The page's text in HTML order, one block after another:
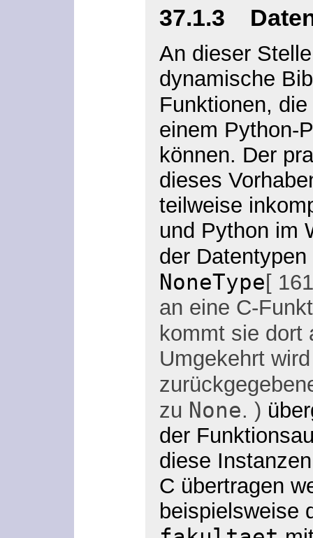
37.1.3
An dieser
dynamische
Funktionen,
einem Python-
können. Der
dieses
teilweise
und Python im
der Datentypen
NoneType[
an eine C-
kommt sie
Umgekehrt
zu None. )
der
diese
C übertragen
beispielsweise